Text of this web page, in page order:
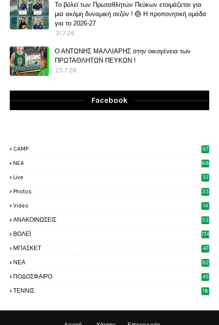
Το βόλεϊ των Πρωταθλητών Πεύκων ετοιμάζεται για
μια ακόμη δυναμική σεζόν ! 🏐 Η προπονητική ομάδα
για το 2026-27
31.7.26
Ο ΑΝΤΩΝΗΣ ΜΑΛΛΙΑΡΗΣ στην οικογένεια των
ΠΡΩΤΑΘΛΗΤΩΝ ΠΕΥΚΩΝ !
25.7.26
Facebook
CAMP 97
NEA 88
Live 51
Photos
33
Video
14
ΑΝΑΚΟΙΝΩΣΕΙΣ
53
ΒΟΛΕΪ 774
ΜΠΑΣΚΕΤ
47
ΝΕΑ
92
ΠΟΔΟΣΦΑΙΡΟ
45
ΤΕΝΝΙΣ
18